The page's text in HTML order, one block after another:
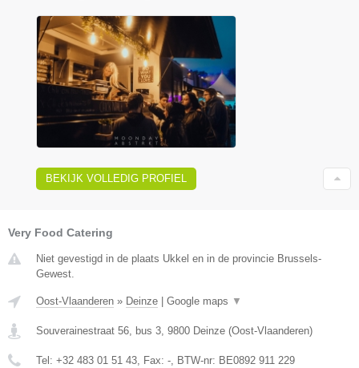
BEKIJK VOLLEDIG PROFIEL
Very Food Catering
Niet gevestigd in de plaats Ukkel en in de provincie Brussels-
Gewest.
Oost-Vlaanderen » Deinze Google maps ▼
Souverainestraat 56, bus 3, 9800 Deinze (Oost-Vlaanderen)
Tel: +32 483 01 51 43, Fax: -, BTW-nr: BE0892 911 229